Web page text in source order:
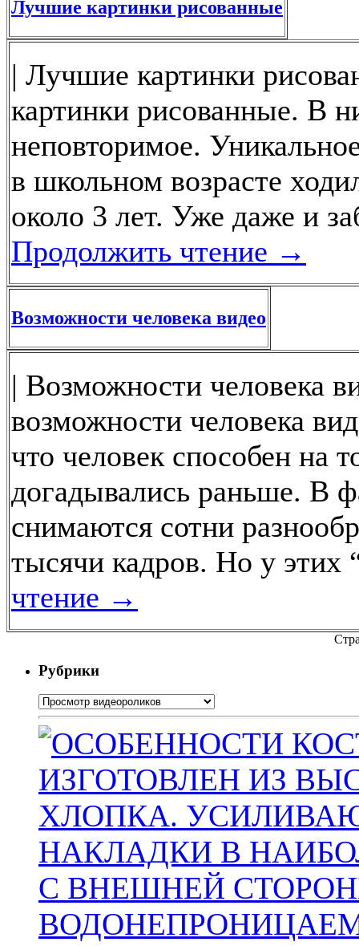
Лучшие картинки рисованные
| Лучшие картинки
картинки рисованные. В
неповторимое.
в школьном возрасте
около 3 лет. Уже даже и
Продолжить чтение →
Возможности человека видео
| Возможности человека
возможности человека
что человек способен на
догадывались раньше. В
снимаются сотни
тысячи кадров. Но у
чтение →
Рубрики